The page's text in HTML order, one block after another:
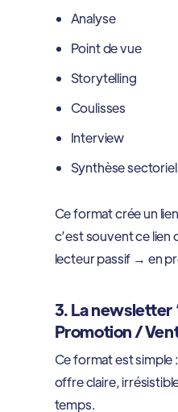
Analyse
Point de vue
Storytelling
Coulisses
Interview
Synthèse
Ce format crée un
c’est souvent ce lien
lecteur passif → en
3. La newsletter
Promotion /
Ce format est simple
offre claire,
temps.